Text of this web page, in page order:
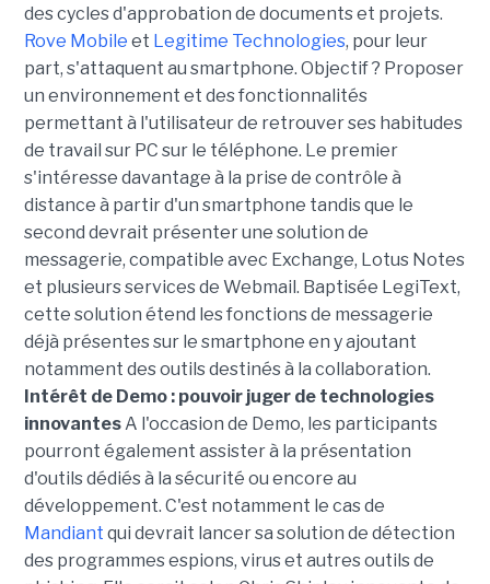
des cycles d'approbation de documents et projets.
Rove Mobile et Legitime Technologies, pour leur
part, s'attaquent au smartphone. Objectif ? Proposer
un environnement et des fonctionnalités
permettant à l'utilisateur de retrouver ses habitudes
de travail sur PC sur le téléphone. Le premier
s'intéresse davantage à la prise de contrôle à
distance à partir d'un smartphone tandis que le
second devrait présenter une solution de
messagerie, compatible avec Exchange, Lotus Notes
et plusieurs services de Webmail. Baptisée LegiText,
cette solution étend les fonctions de messagerie
déjà présentes sur le smartphone en y ajoutant
notamment des outils destinés à la collaboration.
Intérêt de Demo : pouvoir juger de technologies
innovantesA l'occasion de Demo, les participants
pourront également assister à la présentation
d'outils dédiés à la sécurité ou encore au
développement. C'est notamment le cas de
Mandiant qui devrait lancer sa solution de détection
des programmes espions, virus et autres outils de